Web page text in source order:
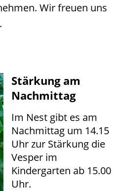
Wir freuen uns
Stärkung am
Nachmittag
Im Nest gibt es am
Nachmittag um 14.15
Uhr zur Stärkung die
Vesper im
Kindergarten ab 15.00
Uhr.